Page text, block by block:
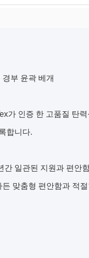
부 윤곽 베개
가 인증 한 고품질 탄
합니다.
일관된 지원과 편안
맞춤형 편안함과 적